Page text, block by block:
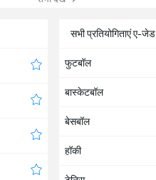
सभी प्रतियोगिताएं ए-जेड
फुटबॉल
बास्केटबॉल
बेसबॉल
हॉकी